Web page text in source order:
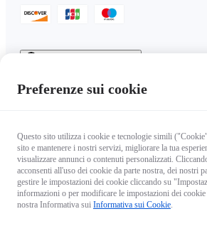
Preferenze sui cookie
Questo sito utilizza i cookie e tecnologie simili
sito e mantenere i nostri servizi, migliorare la tua
visualizzare annunci o contenuti personalizzati.
acconsenti all'uso dei cookie da parte nostra, dei nostri
gestire le impostazioni dei cookie cliccando su
informazioni o per modificare le impostazioni dei
nostra Informativa sui Informativa sui Cookie.